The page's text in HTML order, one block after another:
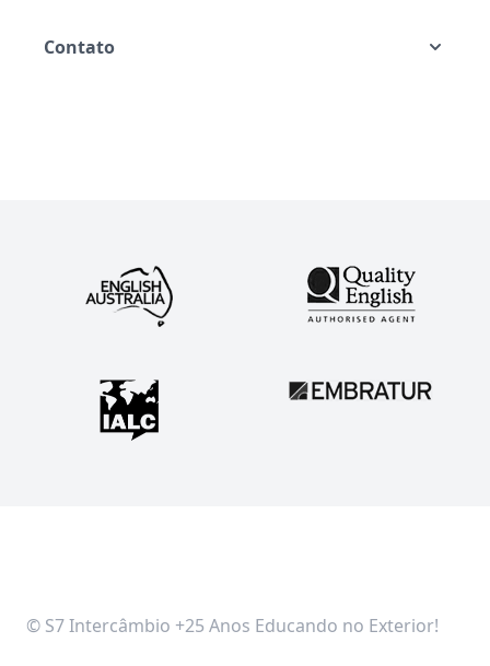
Contato
© S7 Intercâmbio +25 Anos Educando no Exterior!